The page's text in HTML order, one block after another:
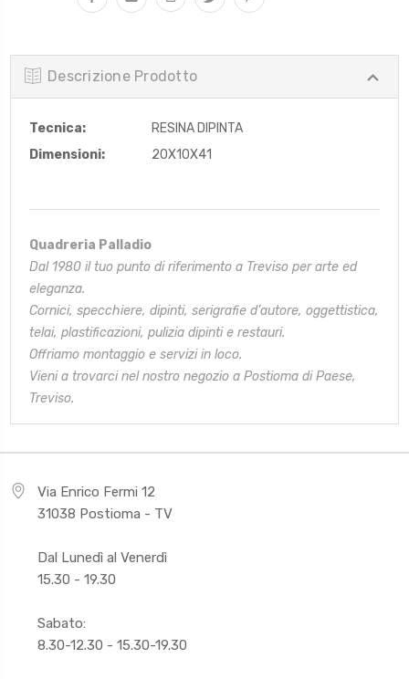
Descrizione Prodotto
Tecnica:
RESINA DIPINTA
Dimensioni:
20X10X41
Quadreria Palladio
Dal 1980 il tuo punto di riferimento a Treviso per arte ed
eleganza.
Cornici, specchiere, dipinti, serigrafie d’autore, oggettistica,
telai, plastificazioni, pulizia dipinti e restauri.
Offriamo montaggio e servizi in loco.
Vieni a trovarci nel nostro negozio a Postioma di Paese,
Treviso.
Via Enrico Fermi 12
31038 Postioma - TV
Dal Lunedì al Venerdì
15.30 - 19.30
Sabato:
8.30-12.30 - 15.30-19.30